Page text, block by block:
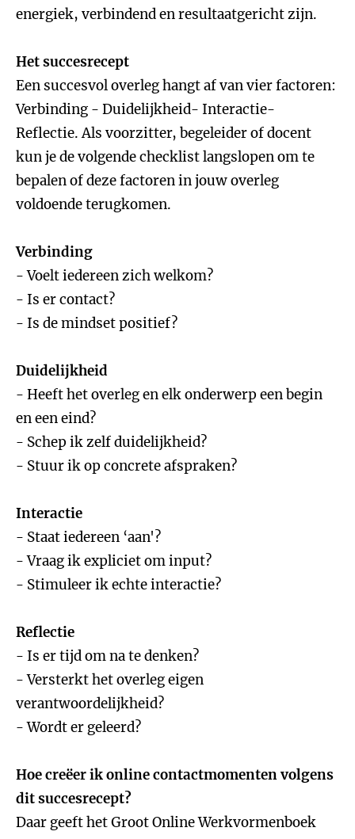
energiek, verbindend en resultaatgericht zijn.
Het succesrecept
Een succesvol overleg hangt af van vier factoren:
Verbinding - Duidelijkheid- Interactie-
Reflectie. Als voorzitter, begeleider of docent
kun je de volgende checklist langslopen om te
bepalen of deze factoren in jouw overleg
voldoende terugkomen.
Verbinding
- Voelt iedereen zich welkom?
- Is er contact?
- Is de mindset positief?
Duidelijkheid
- Heeft het overleg en elk onderwerp een begin
en een eind?
- Schep ik zelf duidelijkheid?
- Stuur ik op concrete afspraken?
Interactie
- Staat iedereen ‘aan'?
- Vraag ik expliciet om input?
- Stimuleer ik echte interactie?
Reflectie
- Is er tijd om na te denken?
- Versterkt het overleg eigen
verantwoordelijkheid?
- Wordt er geleerd?
Hoe creëer ik online contactmomenten volgens
dit succesrecept?
Daar geeft het Groot Online Werkvormenboek